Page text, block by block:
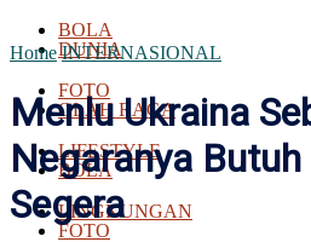
BOLA
FOTO
LIFESTYLE
LINGKUNGAN
DUNIA
OLAH RAGA
BOLA
FOTO
Home INTERNASIONAL
Menlu Ukraina
Negaranya
Segera